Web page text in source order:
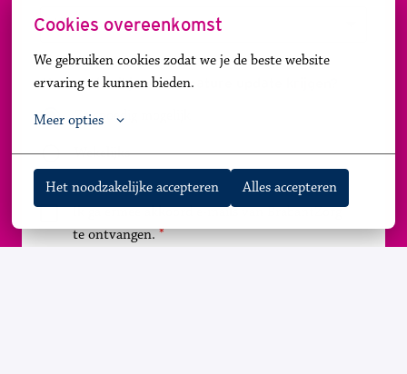
Cookies overeenkomst
We gebruiken cookies zodat we je de beste website
ervaring te kunnen bieden.
Meer opties
Het noodzakelijke accepteren Alles accepteren
Alle vacatures
Hoe vaak wil je een vacature update krijgen?
Zo spoedig mogelijk
Wekelijks
te ontvangen.